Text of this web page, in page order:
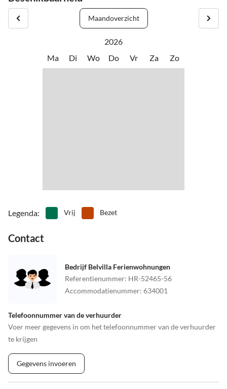
Maandoverzicht
2026
Ma
Di Wo Do Vr Za Zo
Legenda: Vrij Bezet
Contact
Bedrijf Belvilla Ferienwohnungen
Referentienummer: HR-52465-56
Accommodatienummer: 634001
Telefoonnummer van de verhuurder
Voer meer gegevens in om het telefoonnummer van de verhuurder
te krijgen
Gegevens invoeren